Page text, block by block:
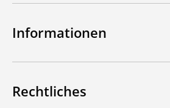
Informationen
Rechtliches